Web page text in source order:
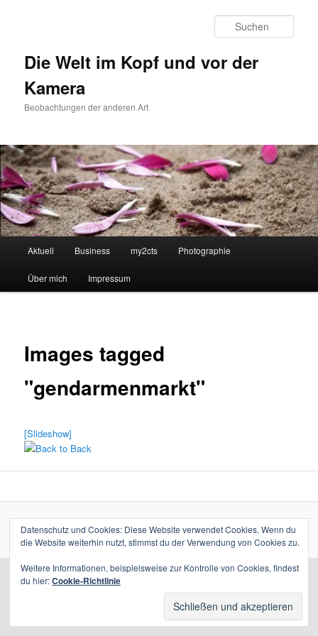
Die Welt im Kopf und vor der
Kamera
Beobachtungen der anderen Art
Aktuell Business my2cts Photographie
Über mich Impressum
Images tagged
"gendarmenmarkt"
[Slideshow]
Stolz präsentiert von WordPress
Datenschutz und Cookies: Diese Website verwendet Cookies. Wenn du
die Website weiterhin nutzt, stimmst du der Verwendung von Cookies zu.
Weitere Informationen, beispielsweise zur Kontrolle von Cookies, findest
du hier:Cookie-Richtlinie